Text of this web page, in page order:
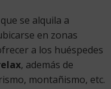
se alquila a
en zonas
a los huéspedes
, además de
montañismo, etc.